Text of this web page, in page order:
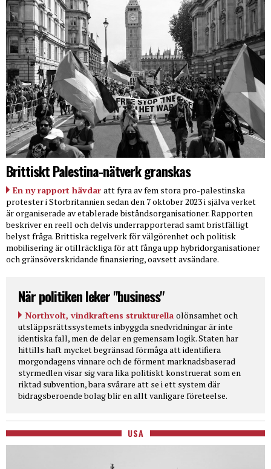
Brittiskt Palestina-nätverk granskas
En ny rapport hävdar att fyra av fem stora pro-palestinska
protester i Storbritannien sedan den 7 oktober 2023 i själva verket
är organiserade av etablerade biståndsorganisationer. Rapporten
beskriver en reell och delvis underrapporterad samt bristfälligt
belyst fråga. Brittiska regelverk för välgörenhet och politisk
mobilisering är otillräckliga för att fånga upp hybridorganisationer
och gränsöverskridande finansiering, oavsett avsändare.
När politiken leker "business"
Northvolt, vindkraftens strukturella olönsamhet och
utsläppsrättssystemets inbyggda snedvridningar är inte
identiska fall, men de delar en gemensam logik. Staten har
hittills haft mycket begränsad förmåga att identifiera
morgondagens vinnare och de förment marknadsbaserad
styrmedlen visar sig vara lika politiskt konstruerat som en
riktad subvention, bara svårare att se i ett system där
bidragsberoende bolag blir en allt vanligare företeelse.
USA